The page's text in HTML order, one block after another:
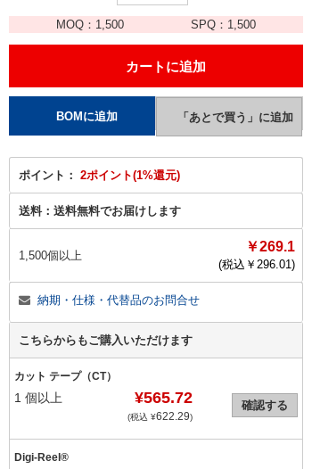
MOQ： 1,500 SPQ： 1,500
ポイント： 2ポイント(1%還元)
送料： 送料無料でお届けします
1,500個以上
￥269.1
(税込￥ 296.01)
納期・仕様・代替品のお問合せ
こちらからもご購入いただけます
カット テープ（CT）
1 個以上 ¥565.72
(税込 ¥622.29)
確認する
Digi-Reel®